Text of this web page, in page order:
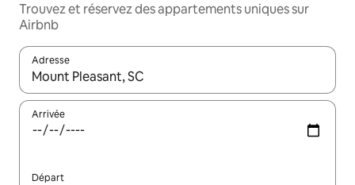
Trouvez et réservez des appartements uniques sur
Airbnb
Adresse
Lorsque les résultats s'affichent, utilisez les flèches vers le
Arrivée
Départ